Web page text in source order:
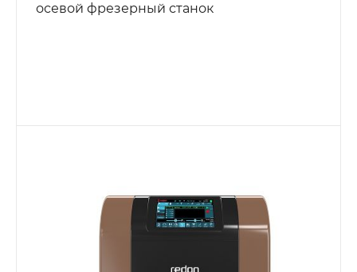
осевой фрезерный станок